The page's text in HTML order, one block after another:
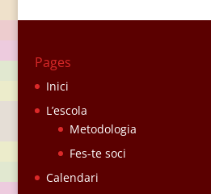
Pages
Inici
L’escola
Metodologia
Fes-te soci
Calendari